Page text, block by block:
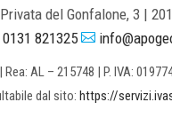
del Gonfalone, 3 |
821325 
AL – 215748 | P. IVA:
dal sito: https://